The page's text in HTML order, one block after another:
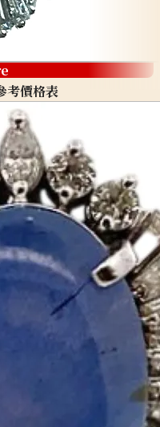
考價格表